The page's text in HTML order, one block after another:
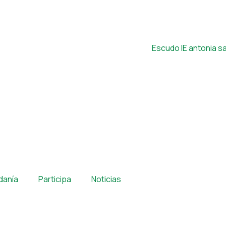
Participa Noticias